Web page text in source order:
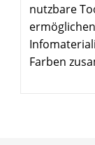
nutzbare
Farben